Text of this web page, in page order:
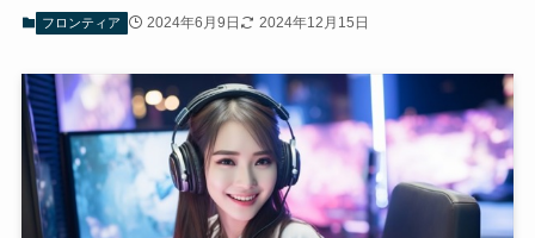
フロンティア 2024年6月9日 2024年12月15日